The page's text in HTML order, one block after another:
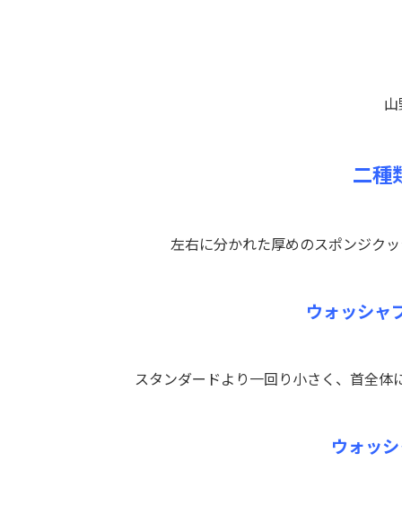
二種
左右に分かれた厚めのスポンジク
ウォッシャ
スタンダードより一回り小さく、首全
ウォッ